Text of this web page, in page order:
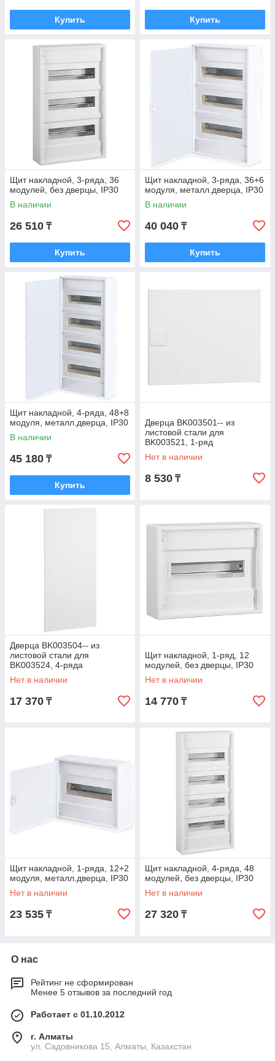
Купить Купить
Щит накладной, 3-ряда, 36
модулей, без дверцы, IP30
В наличии
26 510 ₸
Купить
Щит накладной, 3-ряда, 36+6
модуля, металл.дверца, IP30
В наличии
40 040 ₸
Купить
Щит накладной, 4-ряда, 48+8
модуля, металл.дверца, IP30
В наличии
45 180 ₸
Купить
Дверца BK003501-- из
листовой стали для
BK003521, 1-ряд
Нет в наличии
8 530 ₸
Дверца BK003504-- из
листовой стали для
BK003524, 4-ряда
Нет в наличии
17 370 ₸
Щит накладной, 1-ряд, 12
модулей, без дверцы, IP30
Нет в наличии
14 770 ₸
Щит накладной, 1-ряда, 12+2
модуля, металл.дверца, IP30
Нет в наличии
23 535 ₸
Щит накладной, 4-ряда, 48
модулей, без дверцы, IP30
Нет в наличии
27 320 ₸
О нас
Рейтинг не сформирован
Менее 5 отзывов за последний год
Работает с 01.10.2012
г. Алматы
ул. Садовникова 15, Алматы, Казахстан